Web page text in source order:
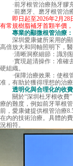
·前牙根管治療熱牙膠
·前磨牙、磨牙根管治
即日起至2026年2月28
有常規樹脂補牙首顆半價
專業的顯微根管治療：
深圳愛康健所采用的顯
高倍放大和同軸照明下，醫
·清晰洞察細節：識別額
·實現超清操作：准確去
硬組織。
·保障治療效果：使根管
准，有助於獲得理想的治療
透明化與合理化的收費
關於“深圳杜牙根收費”
療的難度，例如前牙單根
前，愛康健提供根管治療
在內的技術治療。具體的
況相符。